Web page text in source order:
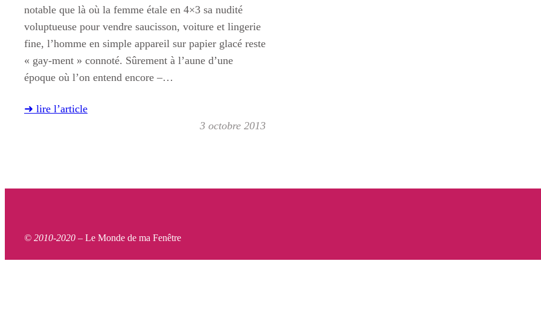
notable que là où la femme étale en 4×3 sa nudité
voluptueuse pour vendre saucisson, voiture et lingerie
fine, l’homme en simple appareil sur papier glacé reste
« gay-ment » connoté. Sûrement à l’aune d’une
époque où l’on entend encore –…
➜ lire l’article
3 octobre 2013
© 2010-2020 – Le Monde de ma Fenêtre